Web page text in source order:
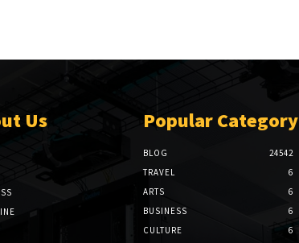
Us Popular Category
BLOG
24542
TRAVEL
6
ARTS
6
BUSINESS
6
CULTURE
6